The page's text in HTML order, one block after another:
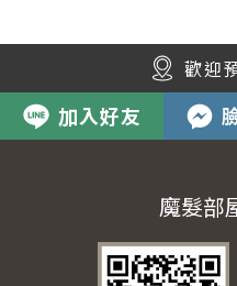
歡迎
加入好友
魔髮部